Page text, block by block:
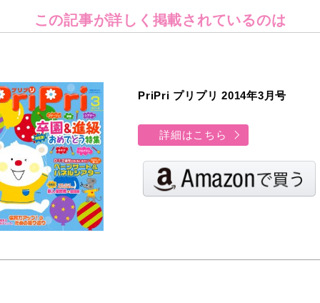
この記事が詳しく 掲載されているのは
PriPri プリプリ 2014年3月号
詳細はこちら